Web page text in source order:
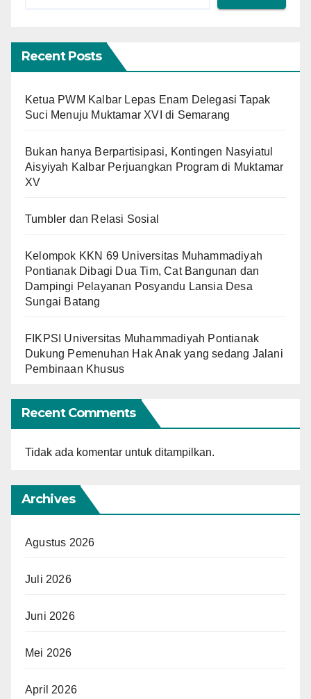
Recent Posts
Ketua PWM Kalbar Lepas Enam Delegasi Tapak
Suci Menuju Muktamar XVI di Semarang
Bukan hanya Berpartisipasi, Kontingen Nasyiatul
Aisyiyah Kalbar Perjuangkan Program di Muktamar
XV
Tumbler dan Relasi Sosial
Kelompok KKN 69 Universitas Muhammadiyah
Pontianak Dibagi Dua Tim, Cat Bangunan dan
Dampingi Pelayanan Posyandu Lansia Desa
Sungai Batang
FIKPSI Universitas Muhammadiyah Pontianak
Dukung Pemenuhan Hak Anak yang sedang Jalani
Pembinaan Khusus
Recent Comments
Tidak ada komentar untuk ditampilkan.
Archives
Agustus 2026
Juli 2026
Juni 2026
Mei 2026
April 2026